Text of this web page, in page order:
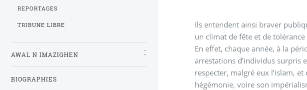
Ils entendent ainsi braver
un climat de fête et de
En effet, chaque année, à la
arrestations d’individus surpris
respecter, malgré eux l’islam,
hégémonie, voire son
REPORTAGES
TRIBUNE LIBRE
AWAL N IMAZIGHEN
BIOGRAPHIES